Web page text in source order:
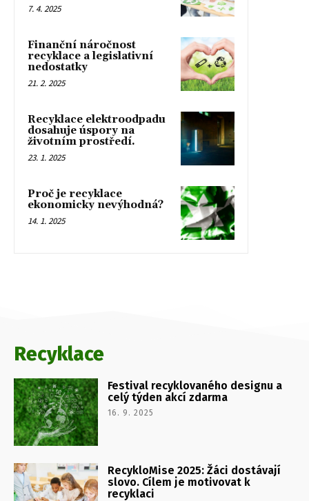
7. 4. 2025
Finanční náročnost
recyklace a legislativní
nedostatky
21. 2. 2025
Recyklace elektroodpadu
dosahuje úspory na
životním prostředí.
23. 1. 2025
Proč je recyklace
ekonomicky nevýhodná?
14. 1. 2025
Recyklace
Festival recyklovaného designu a
celý týden akcí zdarma
16. 9. 2025
RecykloMise 2025: Žáci dostávají
slovo. Cílem je motivovat k
recyklaci